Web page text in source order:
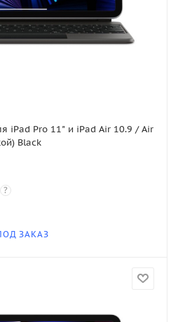
iPad Pro 11" и iPad Air 10.9 / Air
Black
?
ЗАКАЗ